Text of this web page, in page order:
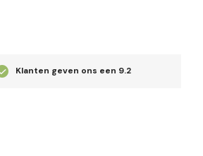
Klanten geven ons een 9.2